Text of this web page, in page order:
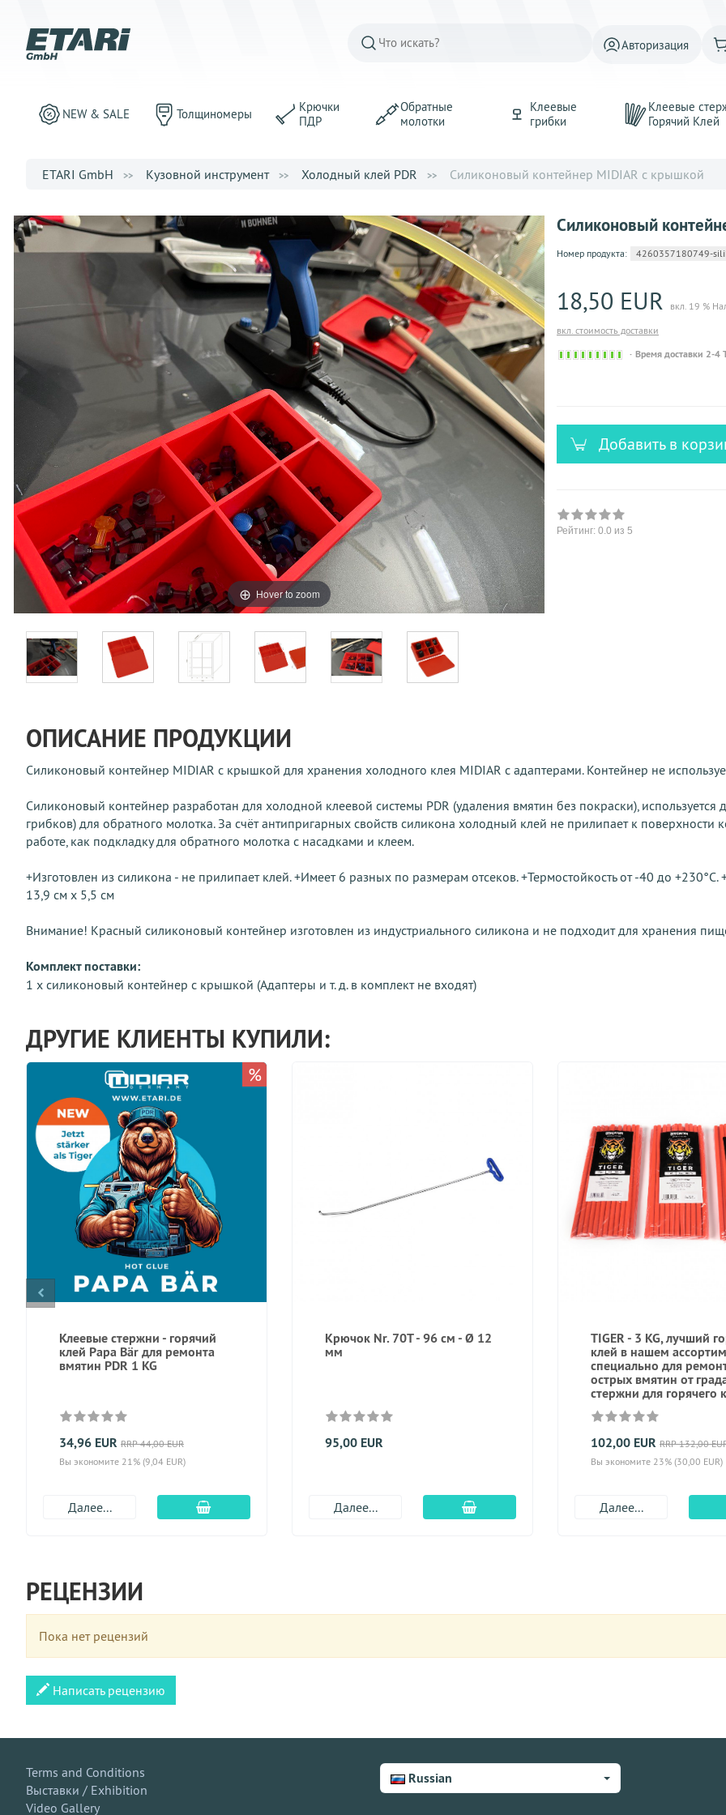
Авторизация
NEW & SALE Толщиномеры
Крючки
ПДР
Обратные
молотки
Клеевые
грибки
Клеевые
Горячий Kлей
ETARI GmbH Кузовной инструмент Холодный клей PDR Силиконовый контейнер MIDIAR с крышкой
Hover to zoom
Силиконовый
Номер продукта: 4260357180749-
18,50 EUR
вкл. 19 %
вкл. стоимость доставки
Sofort
Время доставки 2-4
Добавить в
Рейтинг: 0.0 из 5
ОПИСАНИЕ ПРОДУКЦИИ
Силиконовый контейнер MIDIAR с крышкой для хранения холодного клея MIDIAR с адаптерами. Контейнер не
Силиконовый контейнер разработан для холодной клеевой системы PDR (удаления вмятин без покраски),
грибков) для обратного молотка. За счёт антипригарных свойств силикона холодный клей не прилипает к
работе, как подкладку для обратного молотка с насадками и клеем.
+Изготовлен из силикона - не прилипает клей. +Имеет 6 разных по размерам отсеков. +Термостойкость от -40 до
13,9 см x 5,5 см
Внимание! Красный силиконовый контейнер изготовлен из индустриального силикона и не подходит для хранения
Комплект поставки:
1 x силиконовый контейнер с крышкой (Адаптеры и т. д. в комплект не входят)
ДРУГИЕ КЛИЕНТЫ КУПИЛИ:
Клеевые стержни - горячий
клей Papa Bär для ремонта
вмятин PDR 1 KG
34,96 EUR RRP 44,00 EUR
Вы экономите 21% (9,04 EUR)
Далее... Добавить в корзину
%
Крючок Nr. 70T - 96 см - Ø 12
мм
95,00 EUR
Далее... Добавить в корзину
TIGER - 3 KG, лучший
клей в нашем
специально для
острых вмятин от
стержни для горячего
102,00 EUR RRP 132,00
Вы экономите 23% (30,00 EUR)
Далее...
РЕЦЕНЗИИ
Пока нет рецензий
Написать рецензию
Terms and Conditions
Выставки / Exhibition
Video Gallery
Russian